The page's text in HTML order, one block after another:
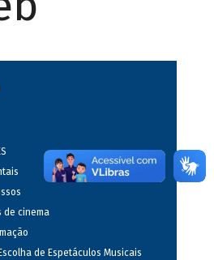
de cinema
de Espetáculos Musicais